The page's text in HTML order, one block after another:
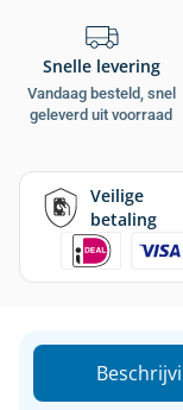
Snelle levering
Vandaag besteld, snel
geleverd uit voorraad
Veilige
betaling